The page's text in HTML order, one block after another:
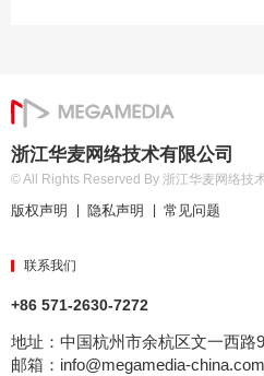
浙江华麦网络技术有限公司
© All Rights Reserved By 浙江华麦网络技
版权声明 隐私声明 常见问题
联系我们
+86 571-2630-7272
地址：中国杭州市余杭区文一西路
邮箱：info@megamedia-china.com